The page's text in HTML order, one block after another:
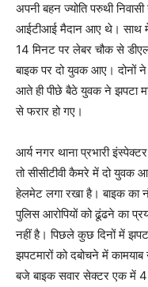
अपनी बहन ज्योति परुथी
आईटीआई मैदान आए थे। साथ में
14 मिनट पर लेबर चौक से
बाइक पर दो युवक आए। दोनों
आते ही पीछे बैठे युवक ने झपटा
से फरार हो गए।
आर्य नगर थाना प्रभारी
तो सीसीटीवी कैमरे में दो युवक
हेलमेट लगा रखा है। बाइक का
पुलिस आरोपियों को ढूंढने का
नहीं है। पिछले कुछ दिनों में
झपटमारों को दबोचने में
बजे बाइक सवार सेक्टर एक में